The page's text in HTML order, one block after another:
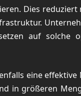
Dies
auf solche
eine
in größeren